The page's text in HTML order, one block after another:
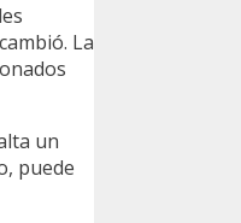
La
un
puede